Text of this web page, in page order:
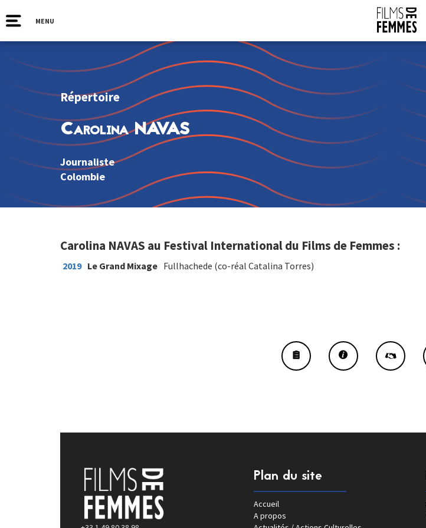
MENU
Répertoire
Carolina NAVAS
Journaliste
Colombie
Carolina NAVAS au Festival International du Films de Femmes :
2019 Le Grand Mixage Fullhachede (co-réal Catalina Torres)
Plan du site
Accueil
A propos